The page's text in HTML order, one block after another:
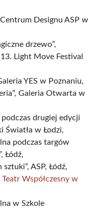
Designu ASP w
drzewo”,
Light Move Festival
YES w Poznaniu,
Galeria Otwarta w
drugiej edycji
Światła w Łodzi,
podczas targów
Łódź,
ASP, Łódź,
Teatr Współczesny w
w Szkole